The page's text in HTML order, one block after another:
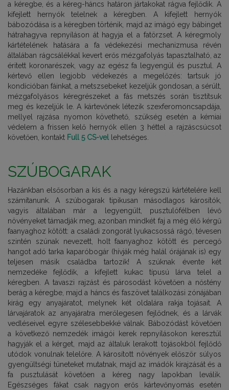
a kéregbe, és a kéreg-háncs határon jártakokat rágva fejlődik. A
kifejlett hernyók telelnek a kéregben. A kifejlett hernyók
bábozódása is a kéregben történik, majd az imágó egy bábinget
hátrahagyva repnyíláson át hagyja el a fatörzset. A kéregmoly
kártételének hatására a fa védekezési mechanizmusa révén
általában rágcsálékkal kevert erős mézgafolyás tapasztalható, az
éritett koronarészek, vagy az egész fa legyengül és pusztul. A
kértevő ellen legjobb védekezés a megelőzés: tartsuk jó
kondícióban fáinkat, a metszsebeket kezeljük gondosan, a sérült,
mézgafolyásos kéregrészeket a fás metszés során tisztítsuk
meg és kezeljük le. A kártevőnek létezik szexferomoncsapdája,
mellyel rajzása nyomon követhető, szükség esetén a kémiai
védelem a frissen kelő hernyók ellen 3 héttel a rajzáscsúcsot
követően, kontakt Full 5 CS-vel lehetséges.
SZÚBOGARAK
Hazánkban elsősorban a kis és a nagy kéregszú kártételére kell
számítanunk. A szúbogarak tipikusan másodlagos károsítók,
vagyis általában már a legyengült, pusztulófélben lévő
növényeket támadják meg, azonban mindkét faj a még élő kérgű
faanyaghoz kötött: a családi zongorát lyukacsossá rágó, tévesen
szintén szúnak nevezett, holt faanyaghoz kötött és percegő
hangot adó tarka kaparóbogár (hívják még halál órájának is) egy
teljesen másik családba tartozik! A szúknak évente két
nemzedéke fejlődik, a kifejlett kukac típusú lárva telel a
kéregben. A tavaszi rajzást és párosodást követően a nőstény
berág a kéregbe, majd a háncs és faszövet találkozási zónájában
kirág egy anyajáratot, melynek két oldalára rakja tojásait. A
lárvajáratok az anyajáratra merőlegesen fejlődnek, és a lárvák
vedléseivel egyre szélesebbekké válnak. Bábozódást követően
a következő nemzedék imágói kerek repnyílásokon keresztül
hagyják el a kérget, majd az általuk lerakott tojásokból fejlődő
utódok vonulnak telelőre. A károsított növények először súlyos
gyengültségi tüneteket mutatnak, majd az imádók kirajzását és a
fa pusztulását követően a kéreg nagy lapokban leválik.
Egészséges fákat csak nagyon erős kártevőnyomás esetén